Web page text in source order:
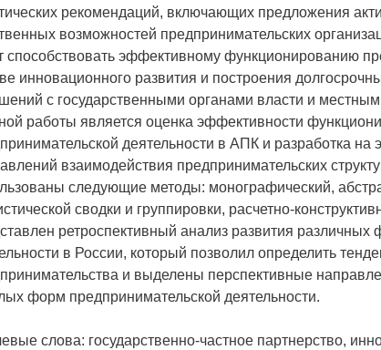
рекомендаций, включающих предложения
возможностей предпринимательских
способствовать эффективному функционированию
инновационного развития и построения
с государственными органами власти и
работы является оценка эффективности
деятельности в АПК и разработка на
взаимодействия предпринимательских
следующие методы: монографический,
сводки и группировки, расчетно-
ретроспективный анализ развития
в России, который позволил определить
и выделены перспективные
форм предпринимательской деятельности.
слова: государственно-частное партнерство,